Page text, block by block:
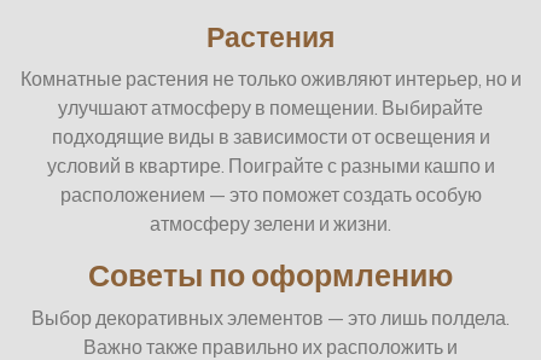
Растения
Комнатные растения не только оживляют интерьер, но и
улучшают атмосферу в помещении. Выбирайте
подходящие виды в зависимости от освещения и
условий в квартире. Поиграйте с разными кашпо и
расположением — это поможет создать особую
атмосферу зелени и жизни.
Советы по оформлению
Выбор декоративных элементов — это лишь полдела.
Важно также правильно их расположить и